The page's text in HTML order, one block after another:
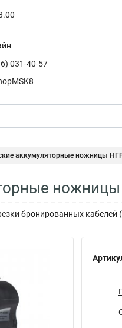
031-40-57
аккумуляторные ножницы
бронированных кабелей